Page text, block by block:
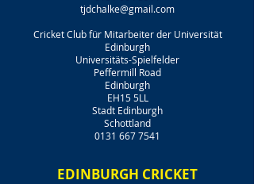
tjdchalke@gmail.com
Cricket Club für Mitarbeiter der Universität
Edinburgh
Universitäts-Spielfelder
Peffermill Road
Edinburgh
EH15 5LL
Stadt Edinburgh
Schottland
0131 667 7541
EDINBURGH CRICKET